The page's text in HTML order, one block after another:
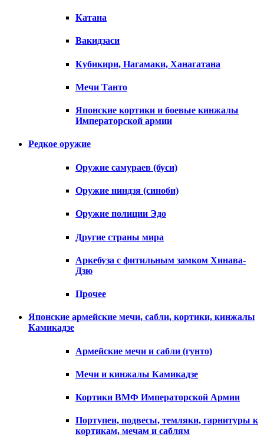
Катана
Вакидзаси
Кубикири, Нагамаки, Ханагатана
Мечи Танто
Японские кортики и боевые кинжалы
Императорской армии
Редкое оружие
Оружие самураев (буси)
Оружие ниндзя (синоби)
Оружие полиции Эдо
Другие страны мира
Аркебуза с фитильным замком Хинава-
Дзю
Прочее
Японские армейские мечи, сабли, кортики, кинжалы
Камикадзе
Армейские мечи и сабли (гунто)
Мечи и кинжалы Камикадзе
Кортики ВМФ Императорской Армии
Портупеи, подвесы, темляки, гарнитуры к
кортикам, мечам и саблям